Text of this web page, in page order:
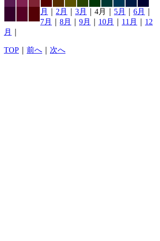
月 2月 3月 ｜4月｜ 5月 6月
7月
8月 9月 10月 11月
12
月
TOP 前へ 次へ